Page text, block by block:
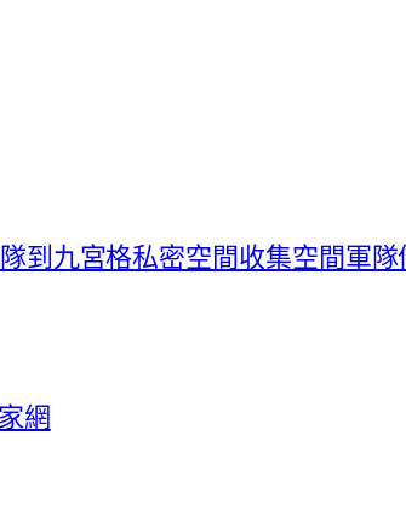
到九宮格私密空間收集空間軍
網